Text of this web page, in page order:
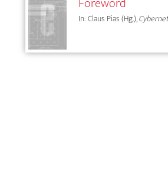
In: Claus Pias (Hg.),